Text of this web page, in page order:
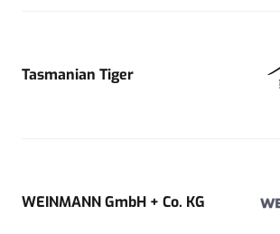
Tasmanian Tiger
WEINMANN GmbH + Co. KG